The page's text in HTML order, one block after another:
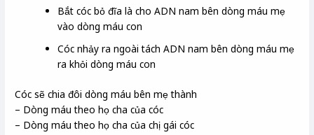
Bắt cóc bỏ đĩa là cho ADN nam bên dòng máu mẹ
vào dòng máu con
Cóc nhảy ra ngoài tách ADN nam bên dòng máu mẹ
ra khỏi dòng máu con
Cóc sẽ chia đôi dòng máu bên mẹ thành
– Dòng máu theo họ cha của cóc
– Dòng máu theo họ cha của chị gái cóc